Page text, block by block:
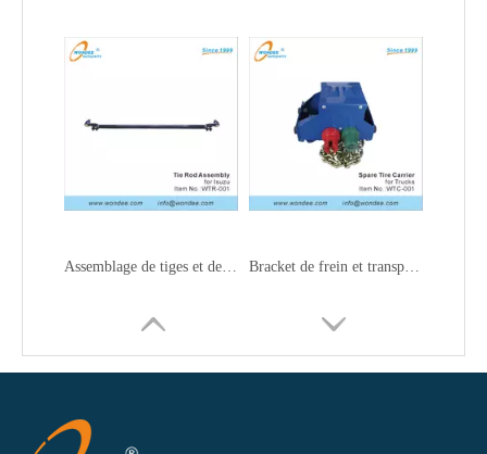
Assemblage de tiges et des liens de traînée Assemblage pour les camions Bracket de frein et transporteur de pneus de rechange pour camions